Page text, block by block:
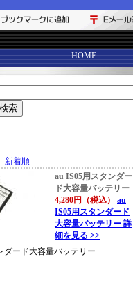
HOME
新着順
au IS05用スタンダー
ド大容量バッテリー
4,280円（税込）
au
IS05用スタンダード
大容量バッテリー 詳
細を見る >>
ダード大容量バッテリー